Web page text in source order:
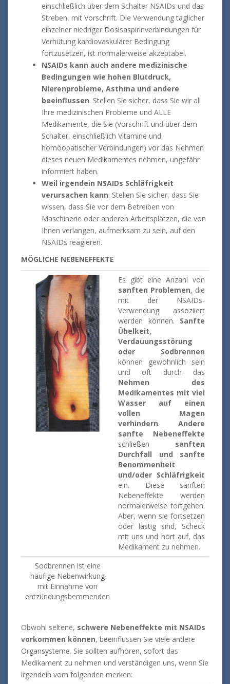
einschließlich über dem Schalter NSAIDs und das
Streben, mit Vorschrift. Die Verwendung täglicher
einzelner niedriger Dosisaspirinverbindungen für
Verhütung kardiovaskulärer Bedingung
fortzusetzen, ist normalerweise akzeptabel.
NSAIDs kann auch andere medizinische
Bedingungen wie hohen Blutdruck,
Nierenprobleme, Asthma und andere
beeinflussen. Stellen Sie sicher, dass Sie wir all
Ihre medizinischen Probleme und ALLE
Medikamente, die Sie (Vorschrift und über dem
Schalter, einschließlich Vitamine und
homöopatischer Verbindungen) vor das Nehmen
dieses neuen Medikamentes nehmen, ungefähr
informiert haben.
Weil irgendein NSAIDs Schläfrigkeit
verursachen kann. Stellen Sie sicher, dass Sie
wissen, dass Sie vor dem Betreiben von
Maschinerie oder anderen Arbeitsplätzen, die von
Ihnen verlangen, aufmerksam zu sein, auf den
NSAIDs reagieren.
MÖGLICHE NEBENEFFEKTE
Es gibt eine Anzahl von
sanften Problemen, die
mit der NSAIDs-
Verwendung assoziiert
werden können. Sanfte
Übelkeit,
Verdauungsstörung
oder Sodbrennen
können gewöhnlich sein
und oft durch das
Nehmen des
Medikamentes mit viel
Wasser auf einen
vollen Magen
verhindern. Andere
sanfte Nebeneffekte
schließen sanften
Durchfall und sanfte
Benommenheit
und/oder Schläfrigkeit
ein. Diese sanften
Nebeneffekte werden
normalerweise fortgehen.
Aber, wenn sie fortsetzen
oder lästig sind, Scheck
mit uns und hört auf, das
Medikament zu nehmen.
Sodbrennen ist eine
häufige Nebenwirkung
mit Einnahme von
entzündungshemmenden
Obwohl seltene, schwere Nebeneffekte mit NSAIDs
vorkommen können, beeinflussen Sie viele andere
Organsysteme. Sie sollten aufhören, sofort das
Medikament zu nehmen und verständigen uns, wenn Sie
irgendein vom folgenden merken: